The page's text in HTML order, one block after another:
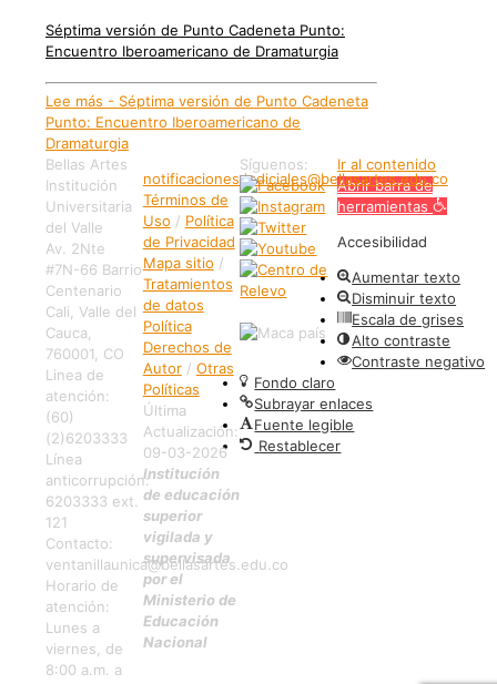
Séptima versión de Punto Cadeneta Punto:
Encuentro Iberoamericano de Dramaturgia
Lee más - Séptima versión de Punto Cadeneta
Punto: Encuentro Iberoamericano de
Dramaturgia
Bellas Artes
Institución
Universitaria
del Valle
Av. 2Nte
#7N-66 Barrio
Centenario
Cali, Valle del
Cauca,
760001, CO
Linea de
atención:
(60)
(2)6203333
Línea
anticorrupción:
6203333 ext.
121
Contacto:
ventanillaunica@bellasartes.edu.co
Horario de
atención:
Lunes a
viernes, de
8:00 a.m. a
notificaciones.judiciales@bellasartes.edu.co
Términos de
Uso / Política
de Privacidad
Mapa sitio /
Tratamientos
de datos
Política
Derechos de
Autor/ Otras
Políticas
Última
Actualización:
09-03-2026
Institución
de educación
superior
vigilada y
supervisada
por el
Ministerio de
Educación
Nacional
Síguenos:
Ir al contenido
Abrir barra de
herramientas
Accesibilidad
Aumentar texto
Disminuir texto
Escala de grises
Alto contraste
Contraste negativo
Fondo claro
Subrayar enlaces
Fuente legible
Restablecer